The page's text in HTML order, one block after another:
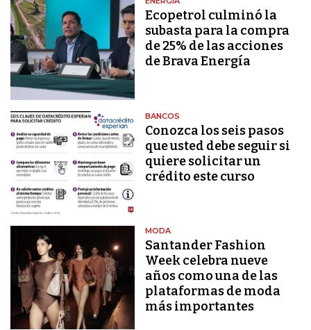
Ecopetrol culminó la
subasta para la compra
de 25% de las acciones
de Brava Energía
BANCOS
Conozca los seis pasos
que usted debe seguir si
quiere solicitar un
crédito este curso
MODA
Santander Fashion
Week celebra nueve
años como una de las
plataformas de moda
más importantes